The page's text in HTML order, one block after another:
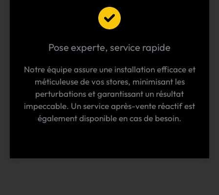
Pose experte, service rapide
Notre équipe assure une installation efficace et
méticuleuse de vos stores, minimisant les
perturbations et garantissant un résultat
impeccable. Un service après-vente réactif est
également disponible en cas de besoin.